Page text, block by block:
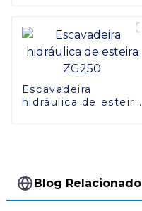
Escavadeira
hidráulica de esteira
Blog Relacionado